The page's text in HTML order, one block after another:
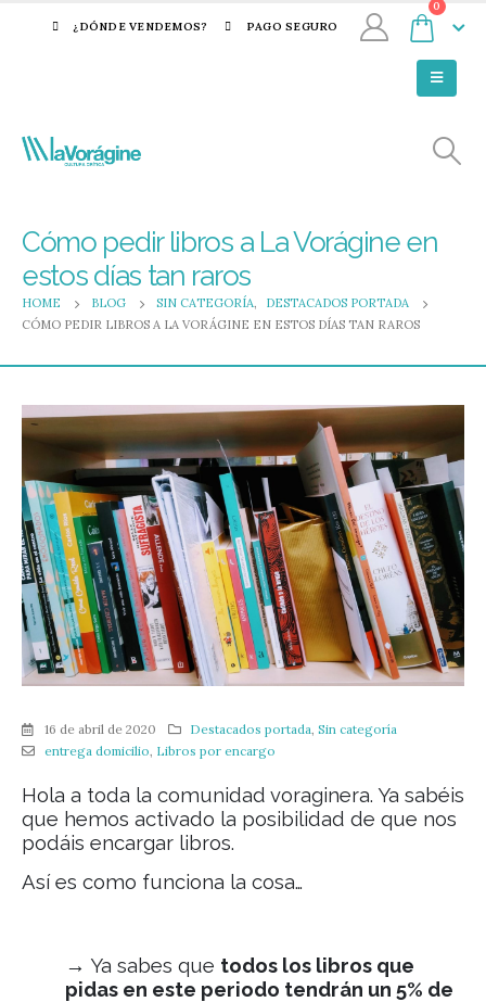
¿DÓNDE VENDEMOS? PAGO SEGURO
0
Cómo pedir libros a La Vorágine en
estos días tan raros
HOME BLOG SIN CATEGORÍA,
DESTACADOS PORTADA
CÓMO PEDIR LIBROS A LA VORÁGINE EN ESTOS DÍAS TAN RAROS
16 de abril de 2020 Destacados portada,Sin categoría
entrega domicilio, Libros por encargo
Hola a toda la comunidad voraginera. Ya sabéis
que hemos activado la posibilidad de que nos
podáis encargar libros.
Así es como funciona la cosa…
→ Ya sabes que todos los libros que
pidas en este periodo tendrán un 5% de